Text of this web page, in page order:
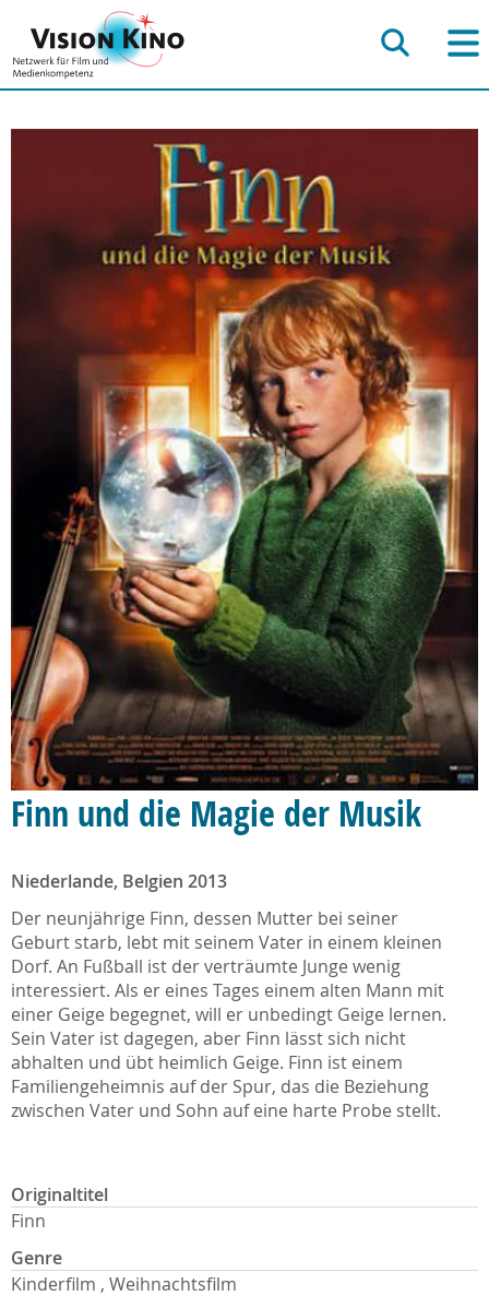
Finn und die Magie der Musik
Niederlande, Belgien 2013
Der neunjährige Finn, dessen Mutter bei seiner
Geburt starb, lebt mit seinem Vater in einem kleinen
Dorf. An Fußball ist der verträumte Junge wenig
interessiert. Als er eines Tages einem alten Mann mit
einer Geige begegnet, will er unbedingt Geige lernen.
Sein Vater ist dagegen, aber Finn lässt sich nicht
abhalten und übt heimlich Geige. Finn ist einem
Familiengeheimnis auf der Spur, das die Beziehung
zwischen Vater und Sohn auf eine harte Probe stellt.
Originaltitel
Finn
Genre
Kinderfilm , Weihnachtsfilm